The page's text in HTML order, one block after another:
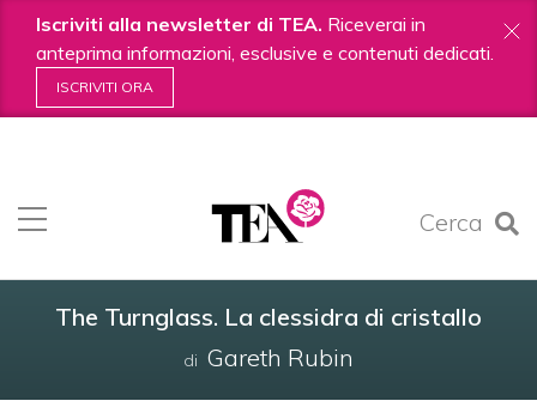
Iscriviti alla newsletter di TEA. Riceverai in
anteprima informazioni, esclusive e contenuti dedicati.
ISCRIVITI ORA
Cerca
contenuti.
|
The Turnglass. La clessidra di cristallo
di Gareth Rubin